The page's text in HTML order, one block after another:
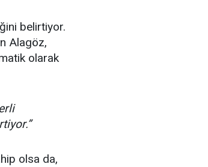
belirtiyor.
Alagöz,
olarak
olsa da,